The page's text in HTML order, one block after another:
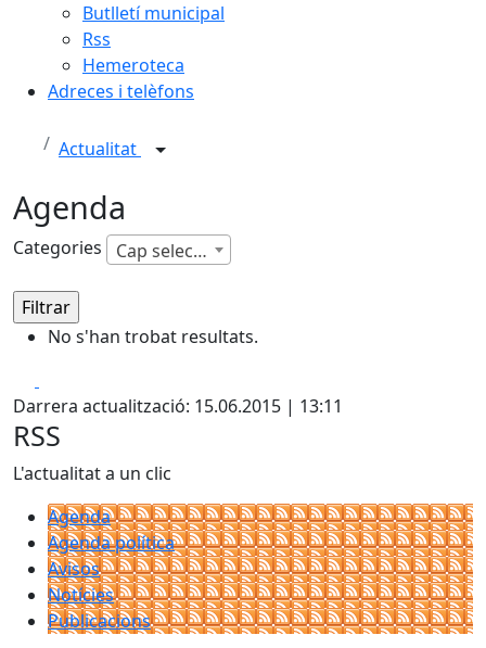
Butlletí municipal
Rss
Hemeroteca
Adreces i telèfons
Actualitat
Agenda
Categories Cap selecció
No s'han trobat resultats.
Darrera actualització: 15.06.2015 | 13:11
RSS
L'actualitat a un clic
Agenda
Agenda política
Avisos
Notícies
Publicacions